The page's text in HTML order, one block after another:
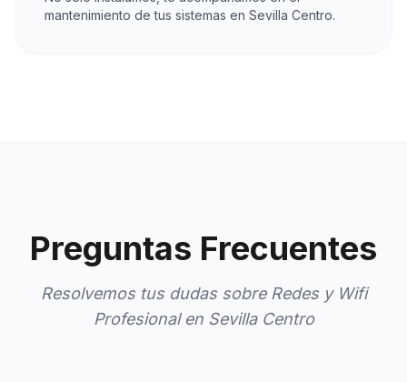
mantenimiento de tus sistemas en Sevilla Centro.
Preguntas Frecuentes
Resolvemos tus dudas sobre Redes y Wifi
Profesional en Sevilla Centro